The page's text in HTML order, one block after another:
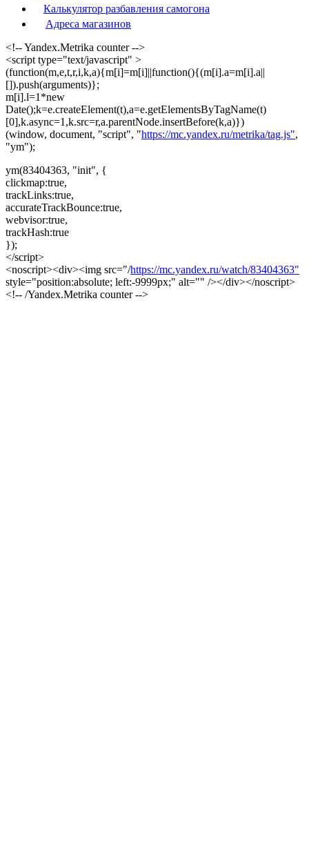
Калькулятор разбавления самогона
Адреса магазинов
<!-- Yandex.Metrika counter -->
<script type="text/javascript" >
(function(m,e,t,r,i,k,a){m[i]=m[i]||function(){(m[i].a=m[i].a||
[]).push(arguments)};
m[i].l=1*new
Date();k=e.createElement(t),a=e.getElementsByTagName(t)
[0],k.async=1,k.src=r,a.parentNode.insertBefore(k,a)})
(window, document, "script", "https://mc.yandex.ru/metrika/tag.js",
"ym");
ym(83404363, "init", {
clickmap:true,
trackLinks:true,
accurateTrackBounce:true,
webvisor:true,
trackHash:true
});
</script>
<noscript><div><img src="/https://mc.yandex.ru/watch/83404363"
style="position:absolute; left:-9999px;" alt="" /></div></noscript>
<!-- /Yandex.Metrika counter -->